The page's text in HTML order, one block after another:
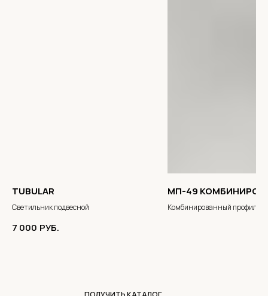
TUBULAR
Светильник подвесной
7 000 РУБ.
МП-49
Комбинированный